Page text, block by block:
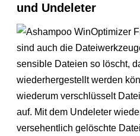
und Undeleter
sind auch die
sensible Dateien so löscht,
wiederhergestellt werden
wiederum verschlüsselt
auf. Mit dem Undeleter
versehentlich gelöschte